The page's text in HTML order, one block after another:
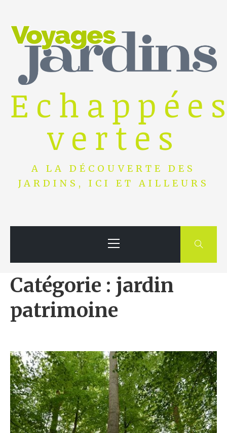
content
vertes
A LA DÉCOUVERTE DES
JARDINS, ICI ET AILLEURS
Menu
Catégorie : jardin
patrimoine